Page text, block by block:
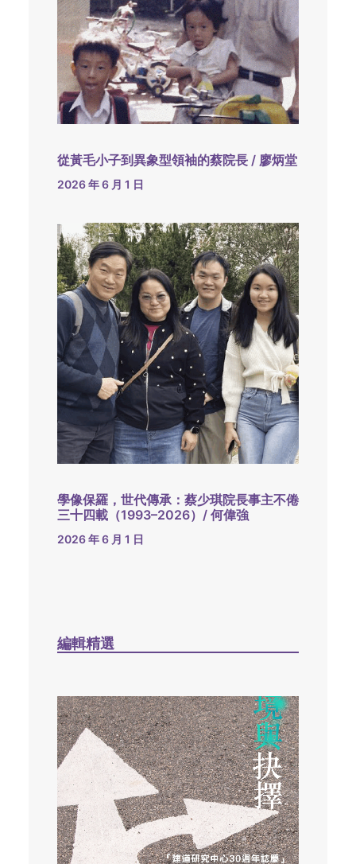
從黃毛小子到異象型領袖的蔡院長 / 廖炳堂
2026 年 6 月 1 日
學像保羅，世代傳承：蔡少琪院長事主不倦
三十四載（1993–2026）/ 何偉強
2026 年 6 月 1 日
編輯精選